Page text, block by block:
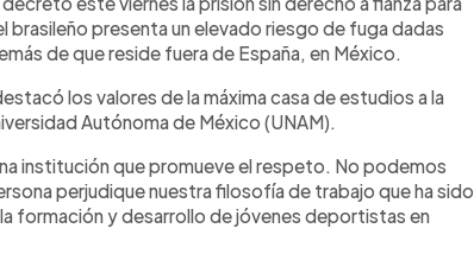
brasileño presenta un elevado riesgo de fuga dadas
de que reside fuera de España, en México.
los valores de la máxima casa de estudios a la
Autónoma de México (UNAM).
institución que promueve el respeto. No podemos
perjudique nuestra filosofía de trabajo que ha sido
formación y desarrollo de jóvenes deportistas en